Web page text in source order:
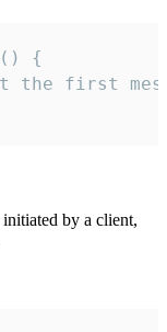
{
the first
by a client,